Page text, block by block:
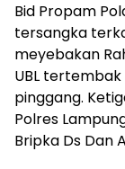
Bid Propam
tersangka
meyebakan
UBL
pinggang.
Polres
Bripka Ds Dan